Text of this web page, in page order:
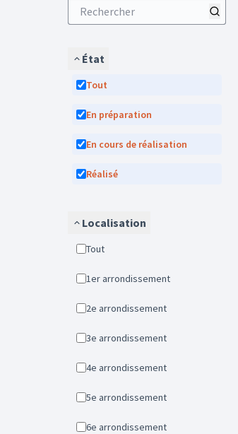
État
Tout
En préparation
En cours de réalisation
Réalisé
Localisation
Tout
1er arrondissement
2e arrondissement
3e arrondissement
4e arrondissement
5e arrondissement
6e arrondissement